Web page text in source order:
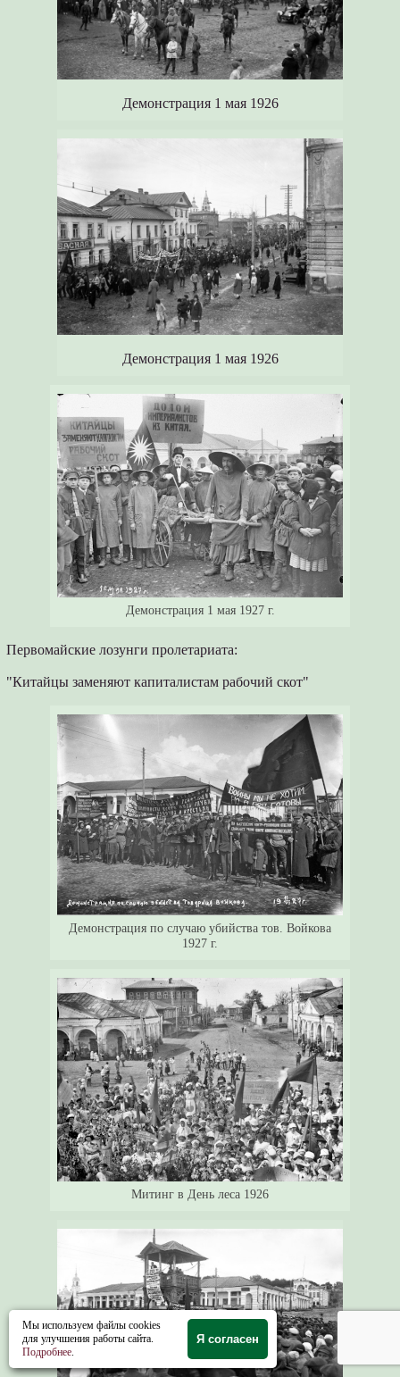
Демонстрация 1 мая 1926
Демонстрация 1 мая 1926
Демонстрация 1 мая 1927 г.
Первомайские лозунги пролетариата:
"Китайцы заменяют капиталистам рабочий скот"
Демонстрация по случаю убийства тов. Войкова
1927 г.
Митинг в День леса 1926
Мы используем файлы cookies
для улучшения работы сайта.
Подробнее.
Я согласен